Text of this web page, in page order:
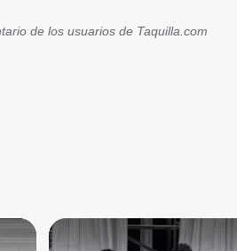
de los usuarios de Taquilla.com